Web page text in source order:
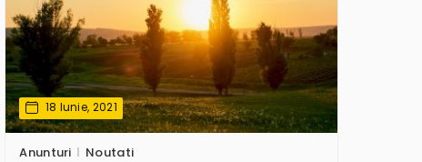
18 Iunie, 2021
Anunturi Noutati